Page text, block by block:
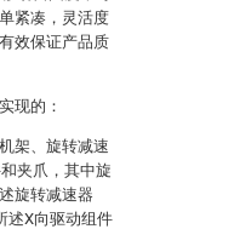
紧凑，灵活度
效保证产品质
现的：
架、旋转减速
夹爪，其中旋
旋转减速器
述X向驱动组件